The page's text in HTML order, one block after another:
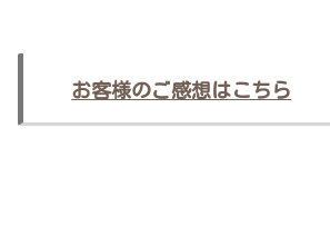
お客様のご感想はこちら